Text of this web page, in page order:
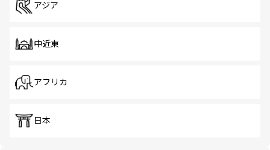
アジア
中近東
アフリカ
日本